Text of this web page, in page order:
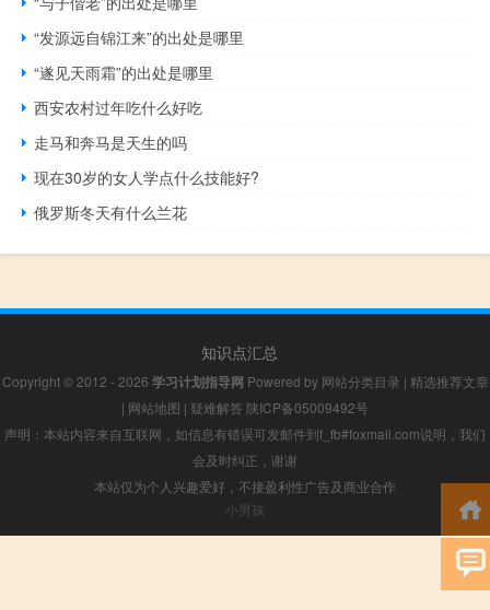
“发源远自锦江来”的出处是哪里
“遂见天雨霜”的出处是哪里
西安农村过年吃什么好吃
走马和奔马是天生的吗
现在30岁的女人学点什么技能好?
俄罗斯冬天有什么兰花
知识点汇总
Copyright © 2012 - 2026 学习计划指导网 Powered by 网站分类目录 | 精选推荐文章
| 网站地图 | 疑难解答 陕ICP备05009492号
声明：本站内容来自互联网，如信息有错误可发邮件到f_fb#foxmail.com说明，我们
会及时纠正，谢谢
本站仅为个人兴趣爱好，不接盈利性广告及商业合作
小男孩